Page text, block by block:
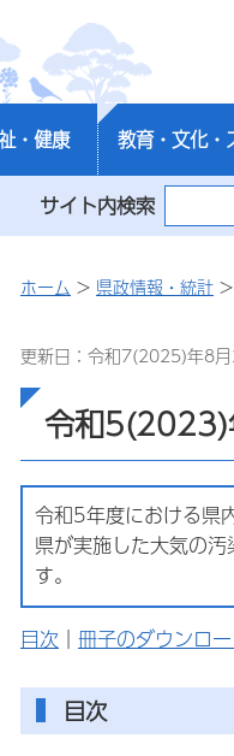
・健康 教育・文化・
サイト内検索
ホーム > 県政情報・統計 >
更新日：令和7(2025)年8
令和5(2023)
令和5年度における県
県が実施した大気の
す。
目次 ｜ 冊子のダウンロ
目次